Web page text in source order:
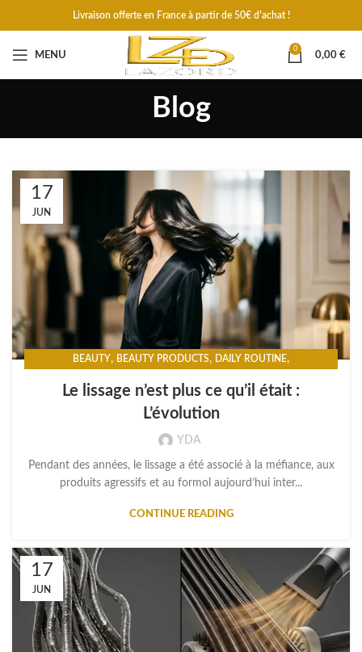
Livraison offerte en France à partir de 50€ d'achat !
MENU
0
0,00 €
Blog
17
JUN
BEAUTY, BEAUTY PRODUCTS, DAILY ROUTINE,
Le lissage n’est plus ce qu’il était :
L’évolution
YDA
Pendant des années, le lissage a été associé à la méfiance, aux
produits agressifs et au formol aujourd’hui inter...
CONTINUE READING
17
JUN